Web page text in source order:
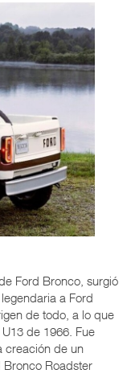
Ford Bronco, surgió
a Ford
de todo, a lo que
de 1966. Fue
creación de un
Roadster